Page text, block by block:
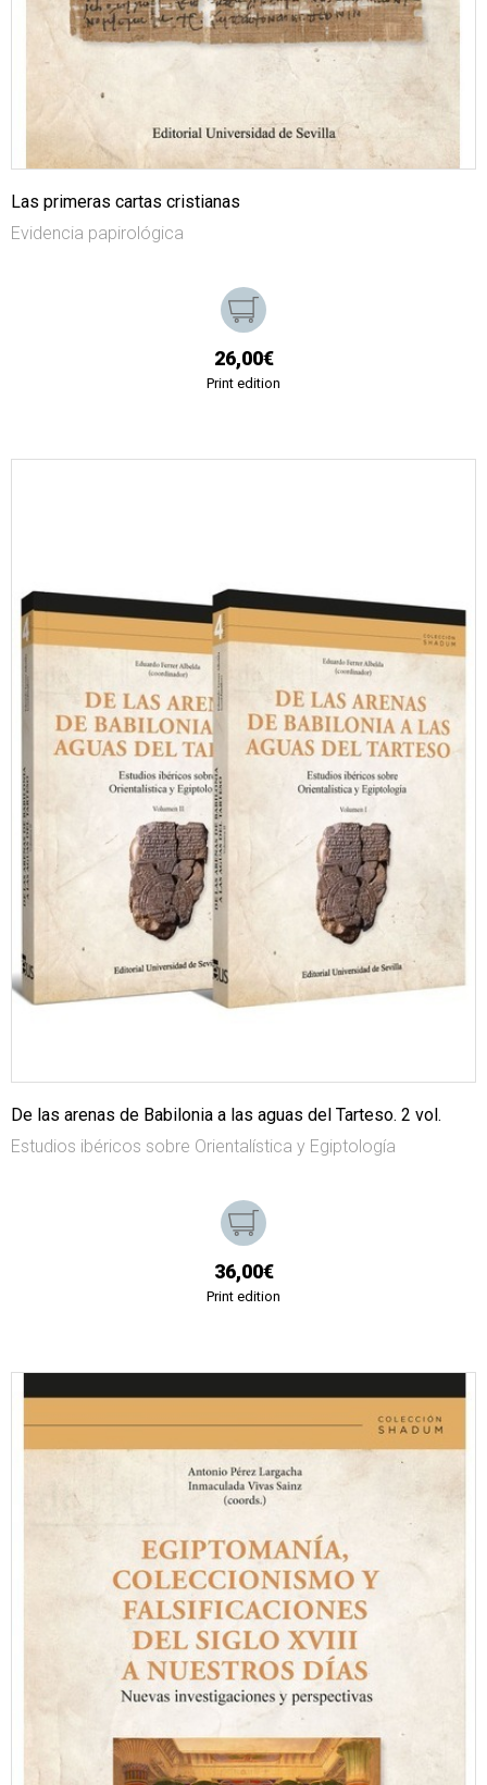
Las primeras cartas cristianas
Evidencia papirológica
26,00€
Print edition
De las arenas de Babilonia a las aguas del Tarteso. 2 vol.
Estudios ibéricos sobre Orientalística y Egiptología
36,00€
Print edition